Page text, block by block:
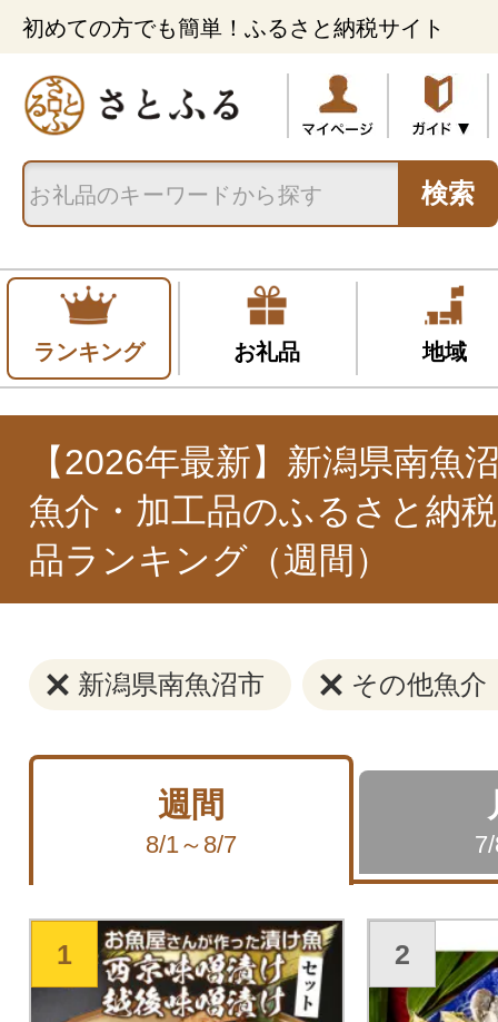
初めての方でも簡単！ふるさと納税サイト
検索
ランキング お礼品 地域
【2026年最新】新潟県南魚
魚介・加工品のふるさと納
品ランキング（週間）
新潟県南魚沼市 その他魚介
週間
8/1～8/7
1 2